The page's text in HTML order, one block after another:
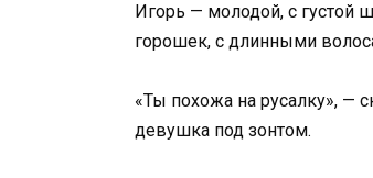
Игорь — молодой, с густой
горошек, с длинными
«Ты похожа на русалку», —
девушка под зонтом.